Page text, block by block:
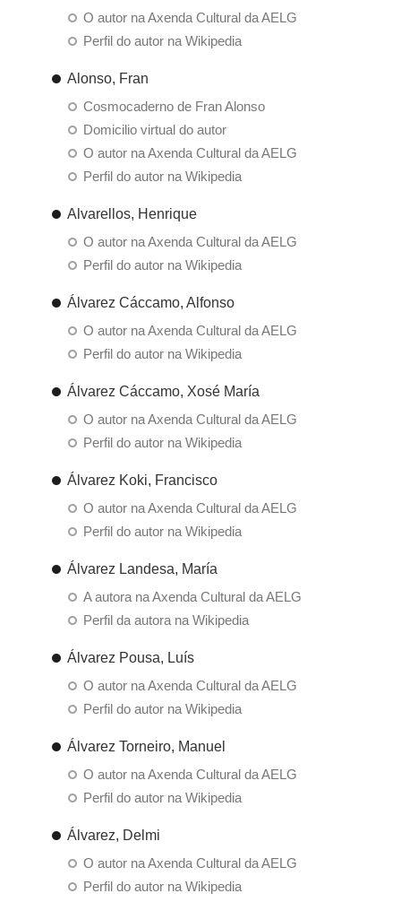
O autor na Axenda Cultural da AELG
Perfil do autor na Wikipedia
Alonso, Fran
Cosmocaderno de Fran Alonso
Domicilio virtual do autor
O autor na Axenda Cultural da AELG
Perfil do autor na Wikipedia
Alvarellos, Henrique
O autor na Axenda Cultural da AELG
Perfil do autor na Wikipedia
Álvarez Cáccamo, Alfonso
O autor na Axenda Cultural da AELG
Perfil do autor na Wikipedia
Álvarez Cáccamo, Xosé María
O autor na Axenda Cultural da AELG
Perfil do autor na Wikipedia
Álvarez Koki, Francisco
O autor na Axenda Cultural da AELG
Perfil do autor na Wikipedia
Álvarez Landesa, María
A autora na Axenda Cultural da AELG
Perfil da autora na Wikipedia
Álvarez Pousa, Luís
O autor na Axenda Cultural da AELG
Perfil do autor na Wikipedia
Álvarez Torneiro, Manuel
O autor na Axenda Cultural da AELG
Perfil do autor na Wikipedia
Álvarez, Delmi
O autor na Axenda Cultural da AELG
Perfil do autor na Wikipedia